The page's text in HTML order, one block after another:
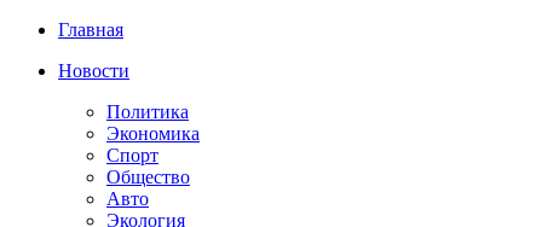
Главная
Новости
Политика
Экономика
Спорт
Общество
Авто
Экология